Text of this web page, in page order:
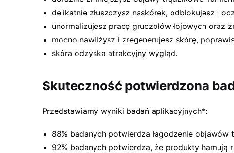
delikatnie złuszczysz naskórek, odblokujesz i
unormalizujesz pracę gruczołów łojowych oraz
mocno nawilżysz i zregenerujesz skórę,
skóra odzyska atrakcyjny wygląd.
Skuteczność potwierdzona
Przedstawiamy wyniki badań aplikacyjnych*:
88% badanych potwierdza łagodzenie
92% badanych potwierdza, że produkty hamują